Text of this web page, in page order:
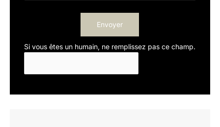
Envoyer
Si vous êtes un humain, ne remplissez pas ce champ.